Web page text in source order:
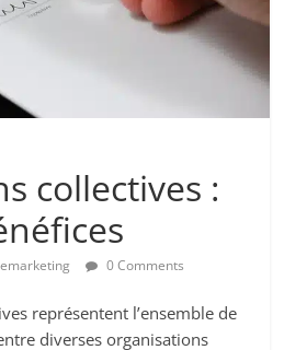
collectives :
0 Comments
représentent l’ensemble de
diverses organisations